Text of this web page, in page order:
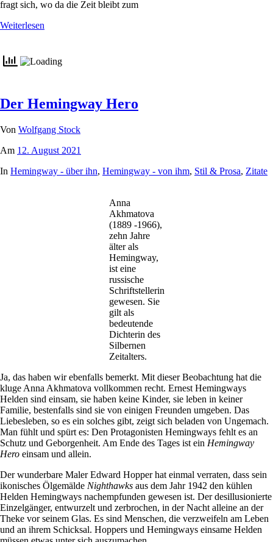
fragt sich, wo da die Zeit bleibt zum
Weiterlesen
Der Hemingway Hero
Von Wolfgang Stock
Am 12. August 2021
In Hemingway - über ihn, Hemingway - von ihm, Stil & Prosa, Zitate
Anna
Akhmatova
(1889 -1966),
zehn Jahre
älter als
Hemingway,
ist eine
russische
Schriftstellerin
gewesen. Sie
gilt als
bedeutende
Dichterin des
Silbernen
Zeitalters.
Ja, das haben wir ebenfalls bemerkt. Mit dieser Beobachtung hat die
kluge Anna Akhmatova vollkommen recht. Ernest Hemingways
Helden sind einsam, sie haben keine Kinder, sie leben in keiner
Familie, bestenfalls sind sie von einigen Freunden umgeben. Das
Liebesleben, so es ein solches gibt, zeigt sich beladen von Ungemach.
Man fühlt und spürt es: Den Protagonisten Hemingways fehlt es an
Schutz und Geborgenheit. Am Ende des Tages ist ein Hemingway
Hero einsam und allein.
Der wunderbare Maler Edward Hopper hat einmal verraten, dass sein
ikonisches Ölgemälde Nighthawks aus dem Jahr 1942 den kühlen
Helden Hemingways nachempfunden gewesen ist. Der desillusionierte
Einzelgänger, entwurzelt und zerbrochen, in der Nacht alleine an der
Theke vor seinem Glas. Es sind Menschen, die verzweifeln am Leben
und an ihrem Schicksal. Hoppers und Hemingways einsame Helden